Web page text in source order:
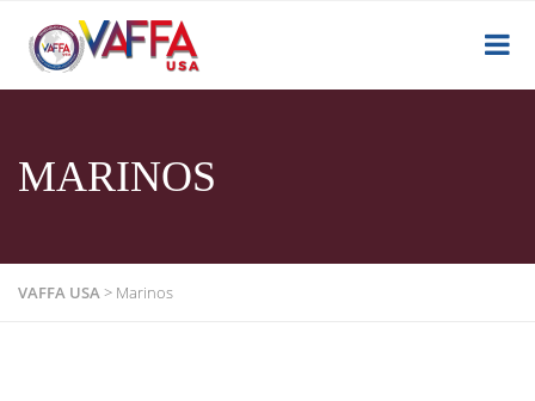
MARINOS
VAFFA USA> Marinos